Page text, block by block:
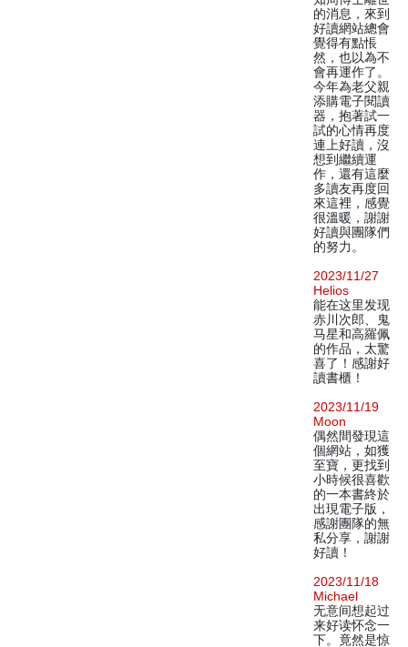
的消息，來到
好讀網站總會
覺得有點悵
然，也以為不
會再運作了。
今年為老父親
添購電子閱讀
器，抱著試一
試的心情再度
連上好讀，沒
想到繼續運
作，還有這麼
多讀友再度回
來這裡，感覺
很溫暖，謝謝
好讀與團隊們
的努力。
2023/11/27
Helios
能在这里发现
赤川次郎、鬼
马星和高羅佩
的作品，太驚
喜了！感謝好
讀書櫃！
2023/11/19
Moon
偶然間發現這
個網站，如獲
至寶，更找到
小時候很喜歡
的一本書終於
出現電子版，
感謝團隊的無
私分享，謝謝
好讀！
2023/11/18
Michael
无意间想起过
来好读怀念一
下。竟然是惊